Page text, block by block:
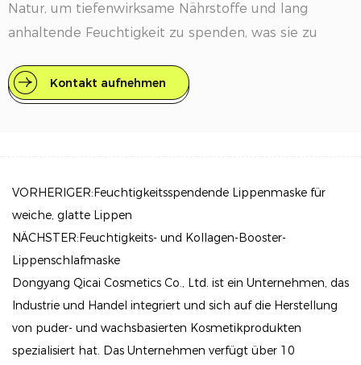
Natur, um tiefenwirksame Nährstoffe und lang
anhaltende Feuchtigkeit zu spenden, was sie zu
Schönheitsroutine macht.
Jojobasamenöl, das für seine Fähigkeit bekannt ist,
rissige und trockene Lippen zu heilen.
Angereichert mit vitaminreicher Sheabutter sorgt sie
für optimale Feuchtigkeit ohne die klebrigen
Rückstände, die oft mit Glossen verbunden sind.
Vielseitige Anwendung:
Kann als nährende Lippenmaske über Nacht für
Kontakt aufnehmen
VORHERIGER:Feuchtigkeitsspendende Lippenmaske für
weiche, glatte Lippen
NÄCHSTER:Feuchtigkeits- und Kollagen-Booster-
Lippenschlafmaske
Dongyang Qicai Cosmetics Co., Ltd. ist ein Unternehmen, das
Industrie und Handel integriert und sich auf die Herstellung
von puder- und wachsbasierten Kosmetikprodukten
spezialisiert hat. Das Unternehmen verfügt über 10